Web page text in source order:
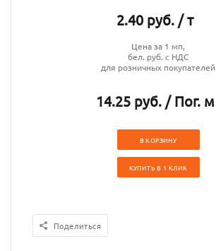
2.40 руб. / т
Цена за 1 мп,
бел. руб. с НДС
для розничных покупателей
14.25 руб. / Пог. м
В КОРЗИНУ
КУПИТЬ В 1 КЛИК
Поделиться